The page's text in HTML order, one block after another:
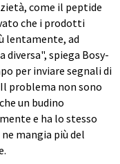
come il peptide
che i prodotti
lentamente, ad
diversa", spiega Bosy-
per inviare segnali di
problema non sono
un budino
e ha lo stesso
mangia più del